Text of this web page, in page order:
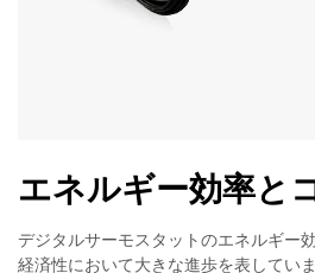
エネルギー効率と
デジタルサーモスタットのエネルギー
経済性において大きな進歩を表してい